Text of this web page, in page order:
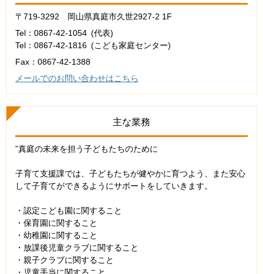
〒719-3292 岡山県真庭市久世2927-2 1F
Tel：0867-42-1054
代表
Tel：0867-42-1816
こども家庭センター
Fax：0867-42-1388
メールでのお問い合わせはこちら
主な業務
”真庭の未来を担う子どもたちのために
子育て支援課では、子どもたちが健やかに育つよう、また安心
して子育てができるようにサポートをしていきます。
・認定こども園に関すること
・保育園に関すること
・幼稚園に関すること
・放課後児童クラブに関すること
・親子クラブに関すること